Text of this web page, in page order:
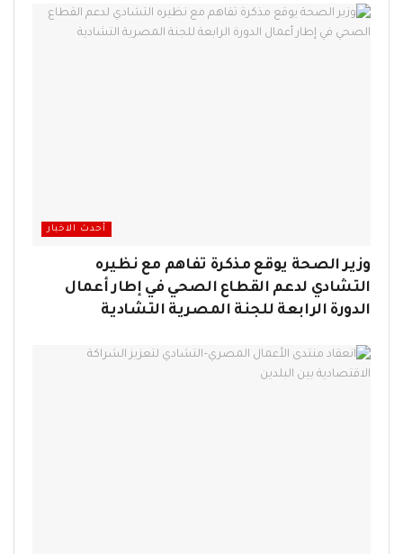
أحدث الاخبار
وزير الصحة يوقع مذكرة تفاهم مع نظيره
التشادي لدعم القطاع الصحي في إطار أعمال
الدورة الرابعة للجنة المصرية التشادية